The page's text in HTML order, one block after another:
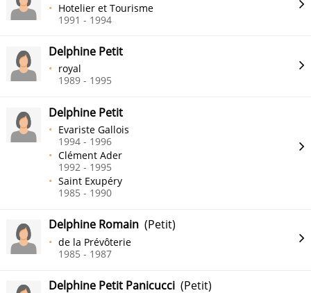
Hotelier et Tourisme
1991 - 1994
Delphine Petit
royal
1989 - 1995
Delphine Petit
Evariste Gallois
1994 - 1996
Clément Ader
1992 - 1995
Saint Exupéry
1985 - 1990
Delphine Romain (Petit)
de la Prévôterie
1985 - 1987
Delphine Petit Panicucci (Petit)